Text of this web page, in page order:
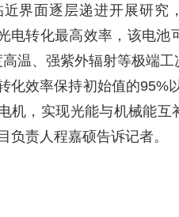
界面逐层递进开展研究
电转化最高效率，该电池
温、强紫外辐射等极端
化效率保持初始值的95%
机，实现光能与机械能互
负责人程嘉硕告诉记者。